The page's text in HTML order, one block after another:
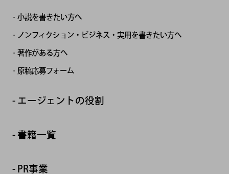
小説を書きたい方へ
ノンフィクション・ビジネス・実用を書きたい方へ
著作がある方へ
原稿応募フォーム
エージェントの役割
書籍一覧
PR事業